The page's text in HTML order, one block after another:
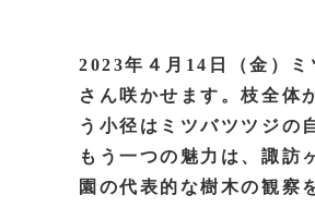
2023年４月14日（金）
さん咲かせます。枝全体
う小径はミツバツツジの
もう一つの魅力は、諏訪
園の代表的な樹木の観察